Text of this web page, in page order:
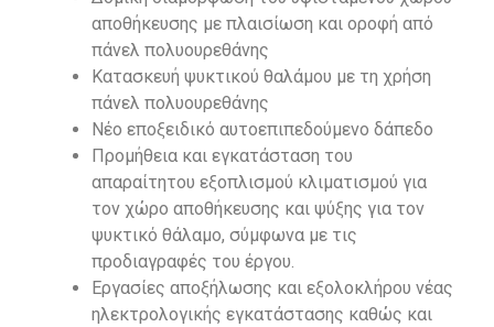
αποθήκευσης με πλαισίωση και οροφή από
πάνελ πολυουρεθάνης
Κατασκευή ψυκτικού θαλάμου με τη χρήση
πάνελ πολυουρεθάνης
Νέο εποξειδικό αυτοεπιπεδούμενο δάπεδο
Προμήθεια και εγκατάσταση του
απαραίτητου εξοπλισμού κλιματισμού για
τον χώρο αποθήκευσης και ψύξης για τον
ψυκτικό θάλαμο, σύμφωνα με τις
προδιαγραφές του έργου.
Εργασίες αποξήλωσης και εξολοκλήρου νέας
ηλεκτρολογικής εγκατάστασης καθώς και